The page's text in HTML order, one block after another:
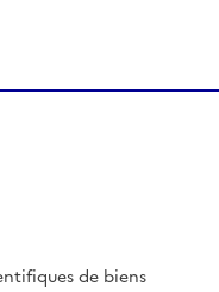
de biens